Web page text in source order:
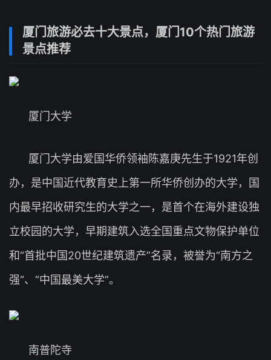
厦门旅游必去十大景点，厦门10个热门旅游
景点推荐
厦门大学
厦门大学由爱国华侨领袖陈嘉庚先生于1921年创
办，是中国近代教育史上第一所华侨创办的大学，国
内最早招收研究生的大学之一，是首个在海外建设独
立校园的大学，早期建筑入选全国重点文物保护单位
和“首批中国20世纪建筑遗产”名录，被誉为“南方之
强“、“中国最美大学”。
南普陀寺